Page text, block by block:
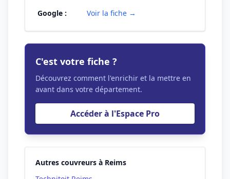
Google :
Voir la fiche →
C'est votre fiche ?
Découvrez comment l'enrichir et la mettre en
avant dans votre département.
Accéder à l'Espace Pro
Autres couvreurs à Reims